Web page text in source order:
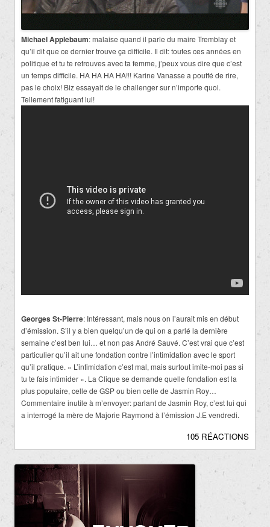
Michael Applebaum: malaise quand il parle du maire Tremblay et
qu’il dit que ce dernier trouve ça difficile. Il dit: toutes ces années en
politique et tu te retrouves avec ta femme, j’peux vous dire que c’est
un temps difficile. HA HA HA HA!!! Karine Vanasse a pouffé de rire,
pas le choix! Biz essayait de le challenger sur n’importe quoi.
Tellement fatiguant lui!
Georges St-Pierre: Intéressant, mais nous on l’aurait mis en début
d’émission. S’il y a bien quelqu’un de qui on a parlé la dernière
semaine c’est ben lui… et non pas André Sauvé. C’est vrai que c’est
particulier qu’il ait une fondation contre l’intimidation avec le sport
qu’il pratique. « L’intimidation c’est mal, mais surtout imite-moi pas si
tu te fais intimider ». La Clique se demande quelle fondation est la
plus populaire, celle de GSP ou bien celle de Jasmin Roy…
Commentaire inutile à m’envoyer: parlant de Jasmin Roy, c’est lui qui
a interrogé la mère de Majorie Raymond à l’émission J.E vendredi.
105 RÉACTIONS